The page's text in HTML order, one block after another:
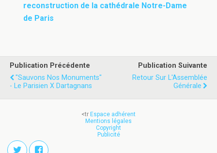
reconstruction de la cathédrale Notre-Dame
de Paris
Publication Précédente
"Sauvons Nos Monuments"
- Le Parisien X Dartagnans
Publication Suivante
Retour Sur L'Assemblée
Générale
<tr Espace adhérent
Mentions légales
Copyright
Publicité